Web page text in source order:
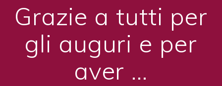
Grazie a tutti per
gli auguri e per
aver …